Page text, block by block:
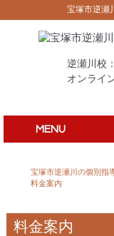
宝塚市逆瀬
逆瀬川校
オンライ
MENU
宝塚市逆瀬川の個別指
料金案内
料金案内